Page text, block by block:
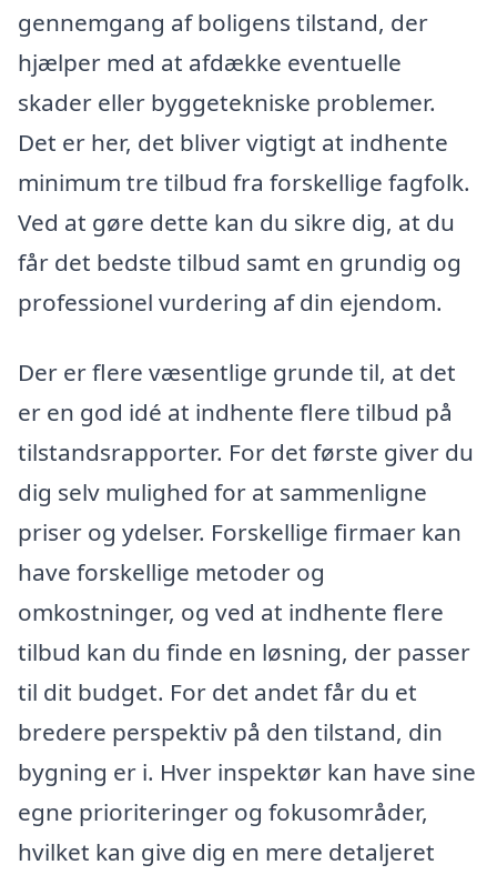
gennemgang af boligens tilstand, der
hjælper med at afdække eventuelle
skader eller byggetekniske problemer.
Det er her, det bliver vigtigt at indhente
minimum tre tilbud fra forskellige fagfolk.
Ved at gøre dette kan du sikre dig, at du
får det bedste tilbud samt en grundig og
professionel vurdering af din ejendom.
Der er flere væsentlige grunde til, at det
er en god idé at indhente flere tilbud på
tilstandsrapporter. For det første giver du
dig selv mulighed for at sammenligne
priser og ydelser. Forskellige firmaer kan
have forskellige metoder og
omkostninger, og ved at indhente flere
tilbud kan du finde en løsning, der passer
til dit budget. For det andet får du et
bredere perspektiv på den tilstand, din
bygning er i. Hver inspektør kan have sine
egne prioriteringer og fokusområder,
hvilket kan give dig en mere detaljeret